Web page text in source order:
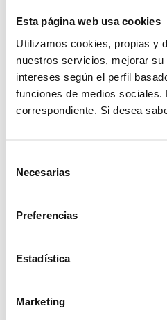
Esta página web usa cookies
Utilizamos cookies, propias y
nuestros servicios, mejorar
intereses según el perfil
funciones de medios
correspondiente. Si desea
Necesarias
Preferencias
Estadística
Marketing
Encuentre
en su país
Visite el sitio web
Política de privacidad
Fluidra S.A. 2025